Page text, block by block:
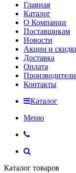
Главная
Каталог
О Компании
Поставщикам
Новости
Акции и
Доставка
Оплата
Производители
Контакты
Каталог
Меню
Каталог товаров